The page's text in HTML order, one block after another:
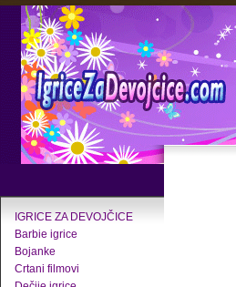
IGRICE ZA DEVOJČICE
Barbie igrice
Bojanke
Crtani filmovi